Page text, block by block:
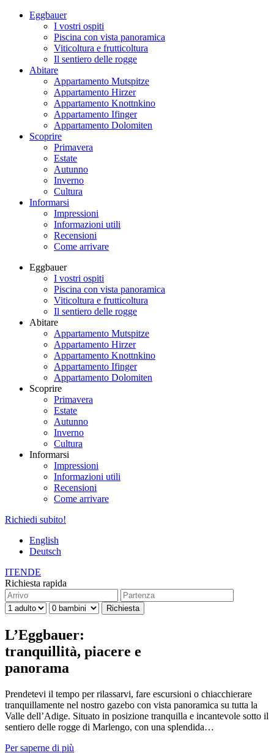
Eggbauer
I vostri ospiti
Piscina con vista panoramica
Viticoltura e frutticoltura
Il sentiero delle rogge
Abitare
Appartamento Mutspitze
Appartamento Hirzer
Appartamento Knottnkino
Appartamento Ifinger
Appartamento Dolomiten
Scoprire
Primavera
Estate
Autunno
Inverno
Cultura
Informarsi
Impressioni
Informazioni utili
Recensioni
Come arrivare
Eggbauer
I vostri ospiti
Piscina con vista panoramica
Viticoltura e frutticoltura
Il sentiero delle rogge
Abitare
Appartamento Mutspitze
Appartamento Hirzer
Appartamento Knottnkino
Appartamento Ifinger
Appartamento Dolomiten
Scoprire
Primavera
Estate
Autunno
Inverno
Cultura
Informarsi
Impressioni
Informazioni utili
Recensioni
Come arrivare
Richiedi subito!
English
Deutsch
ITENDE
Richiesta rapida
L’Eggbauer:
tranquillità, piacere e
panorama
Prendetevi il tempo per rilassarvi, fare escursioni o chiacchierare
tranquillamente nel nostro gazebo con vista panoramica su tutta la
Valle dell’Adige. Situato in posizione tranquilla e incantevole sotto il
sentiero delle rogge di Marlengo, con una splendida…
Per saperne di più